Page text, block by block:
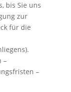
bis Sie uns
zur
für die
–
–